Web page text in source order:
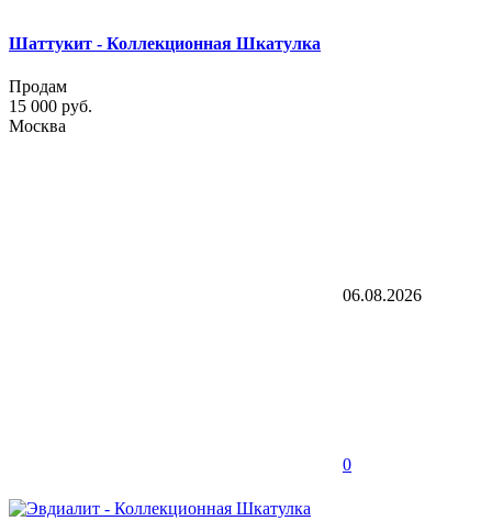
Шаттукит - Коллекционная Шкатулка
Продам
15 000 руб.
Москва
06.08.2026
0